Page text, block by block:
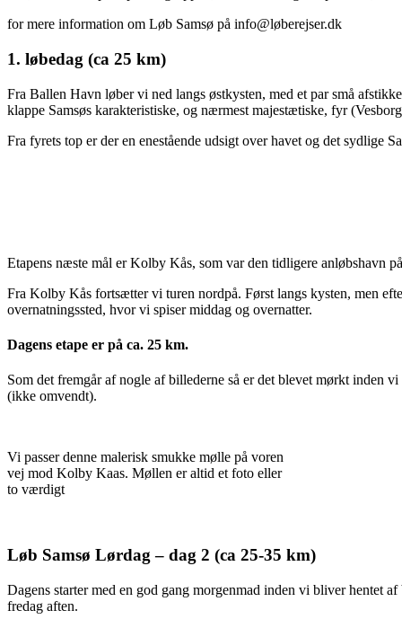
for mere information om Løb Samsø på info@løberejser.dk
1. løbedag (ca 25 km)
Fra Ballen Havn løber vi ned langs østkysten, med et par små
klappe Samsøs karakteristiske, og nærmest majestætiske, fyr
Fra fyrets top er der en enestående udsigt over havet og det sydlige
Etapens næste mål er Kolby Kås, som var den tidligere anløbshavn
Fra Kolby Kås fortsætter vi turen nordpå. Først langs kysten, men
overnatningssted, hvor vi spiser middag og overnatter.
Dagens etape er på ca. 25 km.
Som det fremgår af nogle af billederne så er det blevet mørkt inden
(ikke omvendt).
Vi passer denne malerisk smukke mølle på voren
vej mod Kolby Kaas. Møllen er altid et foto eller
to værdigt
Løb Samsø Lørdag – dag 2 (ca 25-35 km)
Dagens starter med en god gang morgenmad inden vi bliver hentet
fredag aften.